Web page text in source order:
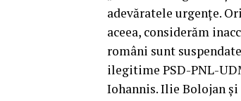
adevăratele urgenţe.
aceea, considerăm
români sunt
ilegitime PSD-PNL-
Iohannis. Ilie Bolojan şi